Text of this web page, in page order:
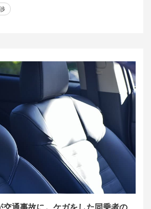
交通事故に。ケガをした同乗者の